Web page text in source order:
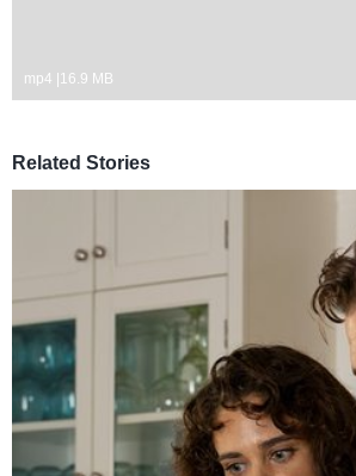
mp4 |16.9 MB
Related Stories